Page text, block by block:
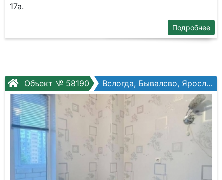
17а.
Подробнее
Объект № 58190 Вологда, Бывалово, Ярославская ул, №42